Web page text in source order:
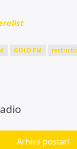
GOLD FM restrictii
Arhiva postari